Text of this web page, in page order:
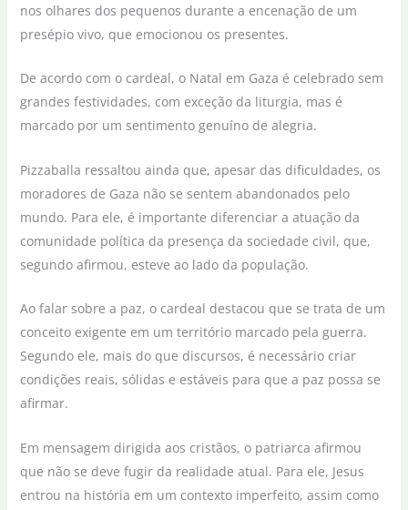
nos olhares dos pequenos durante a encenação de um
presépio vivo, que emocionou os presentes.
De acordo com o cardeal, o Natal em Gaza é celebrado sem
grandes festividades, com exceção da liturgia, mas é
marcado por um sentimento genuíno de alegria.
Pizzaballa ressaltou ainda que, apesar das dificuldades, os
moradores de Gaza não se sentem abandonados pelo
mundo. Para ele, é importante diferenciar a atuação da
comunidade política da presença da sociedade civil, que,
segundo afirmou, esteve ao lado da população.
Ao falar sobre a paz, o cardeal destacou que se trata de um
conceito exigente em um território marcado pela guerra.
Segundo ele, mais do que discursos, é necessário criar
condições reais, sólidas e estáveis para que a paz possa se
afirmar.
Em mensagem dirigida aos cristãos, o patriarca afirmou
que não se deve fugir da realidade atual. Para ele, Jesus
entrou na história em um contexto imperfeito, assim como